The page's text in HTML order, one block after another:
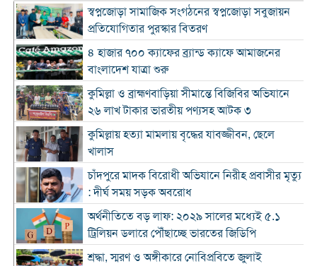
স্বপ্নজোড়া সামাজিক সংগঠনের স্বপ্নজোড়া সবুজায়ন
প্রতিযোগিতার পুরস্কার বিতরণ
৪ হাজার ৭০০ ক্যাফের ব্র্যান্ড ক্যাফে আমাজনের
বাংলাদেশ যাত্রা শুরু
কুমিল্লা ও ব্রাহ্মণবাড়িয়া সীমান্তে বিজিবির অভিযানে
২৬ লাখ টাকার ভারতীয় পণ্যসহ আটক ৩
কুমিল্লায় হত্যা মামলায় বৃদ্ধের যাবজ্জীবন, ছেলে
খালাস
চাঁদপুরে মাদক বিরোধী অভিযানে নিরীহ প্রবাসীর মৃত্যু
: দীর্ঘ সময় সড়ক অবরোধ
অর্থনীতিতে বড় লাফ: ২০২৯ সালের মধ্যেই ৫.১
ট্রিলিয়ন ডলারে পৌঁছাচ্ছে ভারতের জিডিপি
শ্রদ্ধা, স্মরণ ও অঙ্গীকারে নোবিপ্রবিতে জুলাই